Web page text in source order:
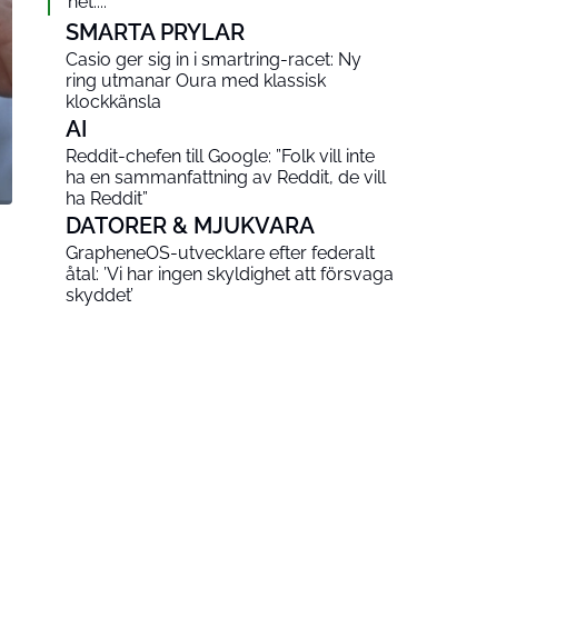
SMARTA PRYLAR
Casio ger sig in i smartring-racet: Ny
ring utmanar Oura med klassisk
klockkänsla
AI
Reddit-chefen till Google: ”Folk vill inte
ha en sammanfattning av Reddit, de vill
ha Reddit”
DATORER & MJUKVARA
GrapheneOS-utvecklare efter federalt
åtal: ’Vi har ingen skyldighet att försvaga
skyddet’